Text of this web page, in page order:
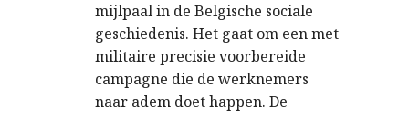
mijlpaal in de Belgische sociale
geschiedenis. Het gaat om een met
militaire precisie voorbereide
campagne die de werknemers
naar adem doet happen. De